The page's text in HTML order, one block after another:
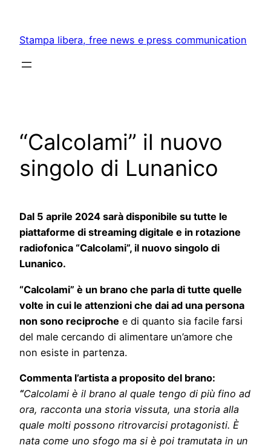
content
Stampa libera, free news e press communication
“Calcolami” il nuovo
singolo di Lunanico
Dal 5 aprile 2024 sarà disponibile su tutte le
piattaforme di streaming digitale e in rotazione
radiofonica “Calcolami”, il nuovo singolo di
Lunanico.
“Calcolami” è un brano che parla di tutte quelle
volte in cui le attenzioni che dai ad una persona
non sono reciproche e di quanto sia facile farsi
del male cercando di alimentare un’amore che
non esiste in partenza.
Commenta l’artista a proposito del brano:
“Calcolami è il brano al quale tengo di più fino ad
ora, racconta una storia vissuta, una storia alla
quale molti possono ritrovarcisi protagonisti. È
nata come uno sfogo ma si è poi tramutata in un